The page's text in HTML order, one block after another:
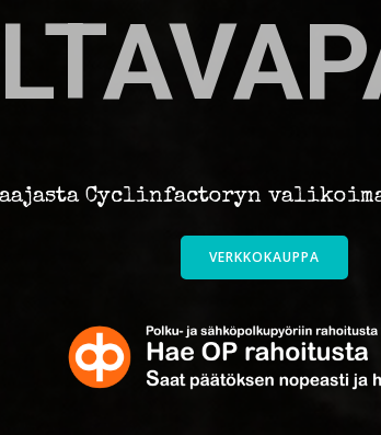
Cyclinfactoryn
VERKKOKAUPPA